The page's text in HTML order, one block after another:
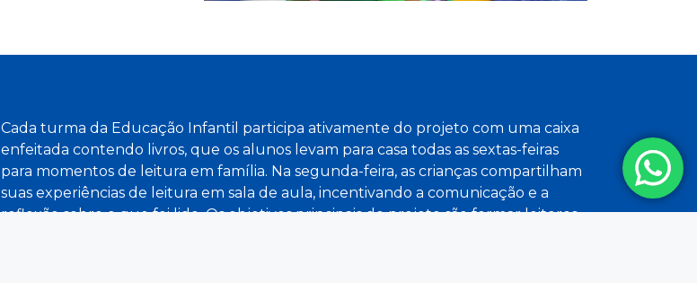
Cada turma da Educação Infantil participa ativamente do projeto com uma caixa
enfeitada contendo livros, que os alunos levam para casa todas as sextas-feiras
para momentos de leitura em família. Na segunda-feira, as crianças compartilham
suas experiências de leitura em sala de aula, incentivando a comunicação e a
reflexão sobre o que foi lido. Os objetivos principais do projeto são formar leitores